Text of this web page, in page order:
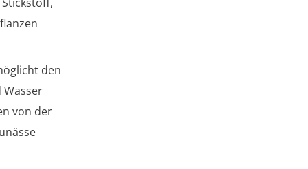
den
von der